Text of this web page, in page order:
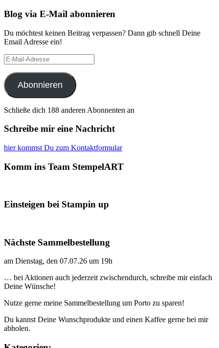
Blog via E-Mail abonnieren
Du möchtest keinen Beitrag verpassen? Dann gib schnell Deine
Email Adresse ein!
E-
Mail-
Adresse
Abonnieren
Schließe dich 188 anderen Abonnenten an
Schreibe mir eine Nachricht
hier kommst Du zum Kontaktformular
Komm ins Team StempelART
Einsteigen bei Stampin up
Nächste Sammelbestellung
am Dienstag, den 07.07.26 um 19h
… bei Aktionen auch jederzeit zwischendurch, schreibe mir einfach
Deine Wünsche!
Nutze gerne meine Sammelbestellung um Porto zu sparen!
Du kannst Deine Wunschprodukte und einen Kaffee gerne bei mir
abholen.